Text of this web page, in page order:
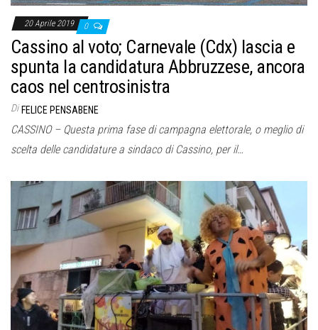
20 Aprile 2019 0
Cassino al voto; Carnevale (Cdx) lascia e
spunta la candidatura Abbruzzese, ancora
caos nel centrosinistra
Di FELICE PENSABENE
CASSINO – Questa prima fase di campagna elettorale, o meglio di
scelta delle candidature a sindaco di Cassino, per il…